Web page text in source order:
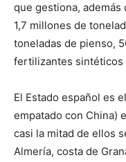
que gestiona,
1,7 millones de
toneladas de pienso,
fertilizantes sintéticos
El Estado español es
empatado con China)
casi la mitad de ellos
Almería, costa de